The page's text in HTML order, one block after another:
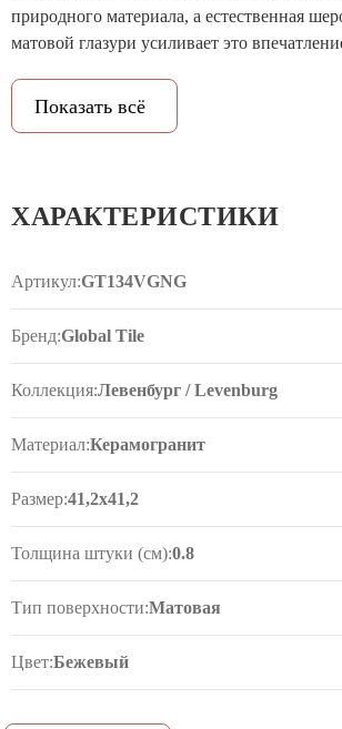
природного материала, а естественная
матовой глазури усиливает это
интерьере Levenburg создаст атмосферу
защищённости.
Показать всё
ХАРАКТЕРИСТИКИ
Артикул:GT134VGNG
Бренд:Global Tile
Коллекция:Левенбург / Levenburg
Материал:Керамогранит
Размер:41,2x41,2
Толщина штуки (см):0.8
Тип поверхности:Матовая
Цвет:Бежевый